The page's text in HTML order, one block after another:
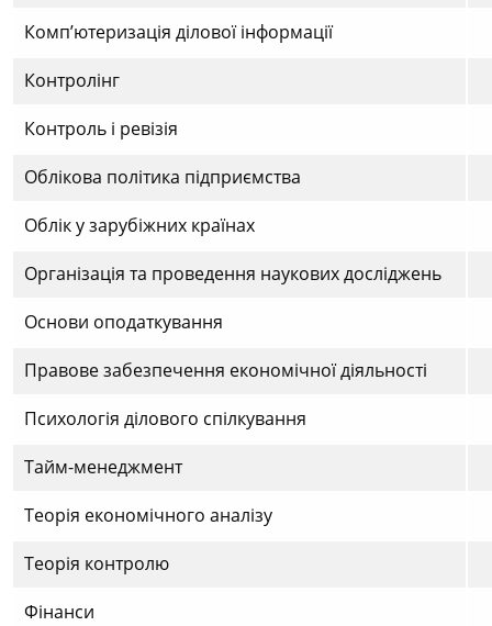
Комп’ютеризація ділової інформації
Контролінг
Контроль і ревізія
Облікова політика підприємства
Облік у зарубіжних країнах
Організація та проведення наукових досліджень
Основи оподаткування
Правове забезпечення економічної діяльності
Психологія ділового спілкування
Тайм-менеджмент
Теорія економічного аналізу
Теорія контролю
Фінанси